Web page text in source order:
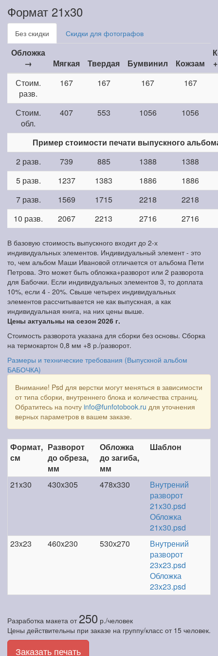
Формат 21x30
Без скидки Скидки для фотографов
Обложка
→
Мягкая Твердая Бумвинил Кожзам
Стоим.
разв.
167 167 167 167
Стоим.
обл.
407 553 1056 1056
Пример стоимости печати выпускного
2 разв.
739 885 1388
1388
5 разв.
1237 1383 1886
1886
7 разв.
1569 1715 2218
2218
10 разв.
2067 2213 2716 2716
В базовую стоимость выпускного входит до 2-х
индивидуальных элементов. Индивидуальный элемент - это
то, чем альбом Маши Ивановой отличается от альбома Пети
Петрова. Это может быть обложка+разворот или 2 разворота
для Бабочки. Если индивидуальных элементов 3, то доплата
10%, если 4 - 20%. Свыше четырех индивидуальных
элементов рассчитывается не как выпускная, а как
индивидуальная книга, на них цены выше.
Цены актуальны на сезон 2026 г.
Стоимость разворота указана для сборки без основы. Сборка
на термокартон 0,8 мм +8 р./разворот.
Размеры и технические требования (Выпускной альбом
БАБОЧКА)
Внимание! Psd для верстки могут меняться в зависимости
от типа сборки, внутреннего блока и количества страниц.
Обратитесь на почту info@funfotobook.ru для уточнения
верных параметров в вашем заказе.
Формат,
см
Разворот
до обреза,
мм
Обложка
до загиба,
мм
Шаблон
21x30 430x305 478х330
Внутрений
разворот
21x30.psd
Обложка
21x30.psd
23x23
460x230 530х270
Внутрений
разворот
23x23.psd
Обложка
23x23.psd
Разработка макета от 250 р./человек
Цены действительны при заказе на группу/класс от 15 человек.
Заказать печать